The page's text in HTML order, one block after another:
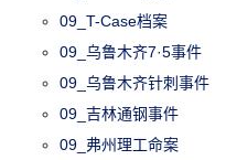
09_T-Case档案
09_乌鲁木齐7·5事件
09_乌鲁木齐针刺事件
09_吉林通钢事件
09_弗州理工命案